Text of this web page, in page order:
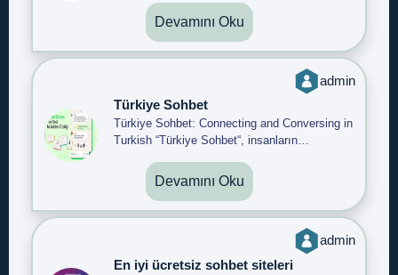
Devamını Oku
admin
Türkiye Sohbet
Türkiye Sohbet: Connecting and Conversing in
Turkish “Türkiye Sohbet“, insanların…
Devamını Oku
admin
En iyi ücretsiz sohbet siteleri